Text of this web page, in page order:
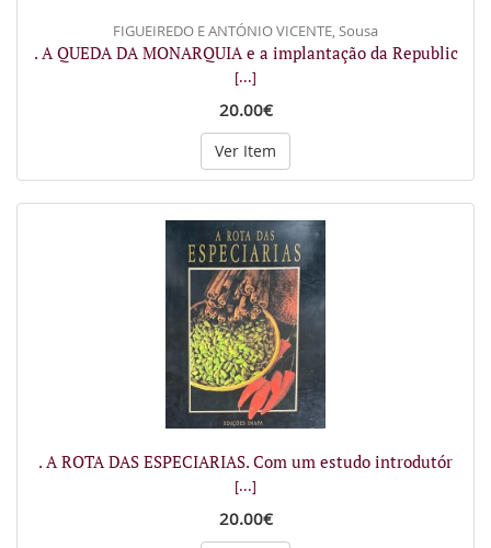
FIGUEIREDO E ANTÓNIO VICENTE, Sousa
. A QUEDA DA MONARQUIA e a implantação da Republic
[...]
20.00€
Ver Item
. A ROTA DAS ESPECIARIAS. Com um estudo introdutór
[...]
20.00€